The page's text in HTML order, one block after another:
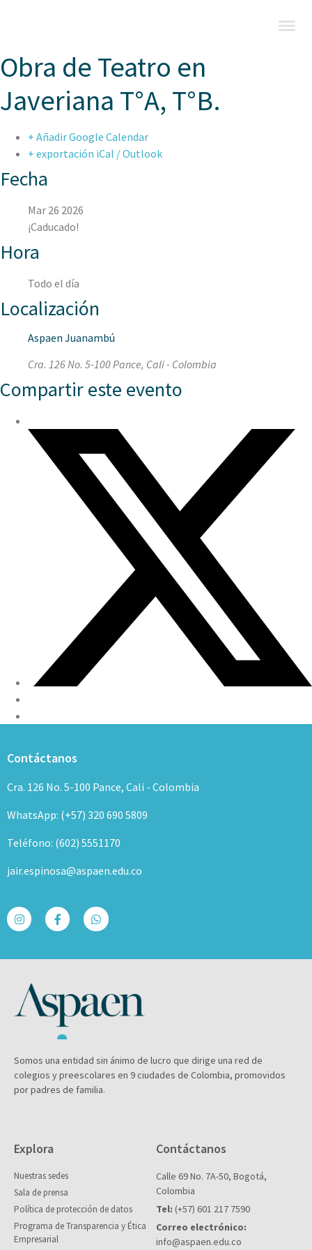
Obra de Teatro en
Javeriana T°A, T°B.
+ Añadir Google Calendar
+ exportación iCal / Outlook
Fecha
Mar 26 2026
¡Caducado!
Hora
Todo el día
Localización
Aspaen Juanambú
Cra. 126 No. 5-100 Pance, Cali - Colombia
Compartir este evento
Contáctanos
Cra. 126 No. 5-100 Pance, Cali - Colombia
WhatsApp: (+57) 320 690 5809
Teléfono: (602) 5551170
jair.espinosa@aspaen.edu.co
Somos una entidad sin ánimo de lucro que dirige una red de
colegios y preescolares en 9 ciudades de Colombia, promovidos
por padres de familia.
Explora
Nuestras sedes
Sala de prensa
Política de protección de datos
Programa de Transparencia y Ética
Empresarial
Contáctanos
Calle 69 No. 7A-50, Bogotá,
Colombia
Tel: (+57) 601 217 7590
Correo electrónico:
info@aspaen.edu.co